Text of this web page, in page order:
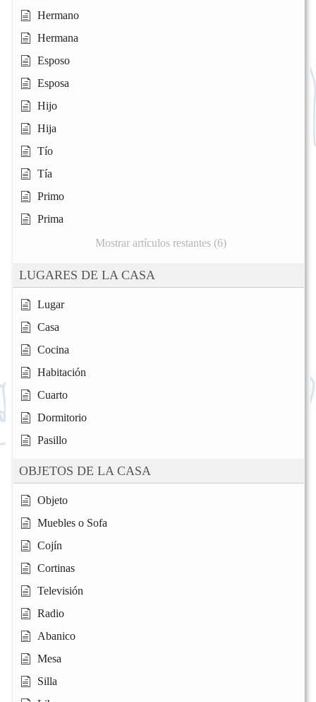
Hermano
Hermana
Esposo
Esposa
Hijo
Hija
Tío
Tía
Primo
Prima
Mostrar artículos restantes (6)
LUGARES DE LA CASA
Lugar
Casa
Cocina
Habitación
Cuarto
Dormitorio
Pasillo
OBJETOS DE LA CASA
Objeto
Muebles o Sofa
Cojín
Cortinas
Televisión
Radio
Abanico
Mesa
Silla